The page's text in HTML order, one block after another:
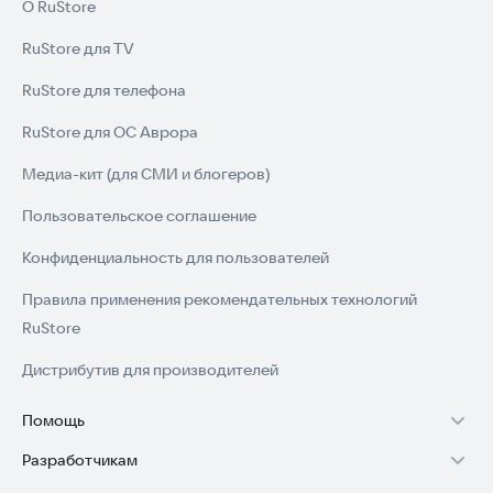
биомах и многом другом! Приготовьтесь погрузиться в
О RuStore
RuStore для TV
RuStore для телефона
RuStore для ОС Аврора
Медиа-кит (для СМИ и блогеров)
Пользовательское соглашение
Конфиденциальность для пользователей
Правила применения рекомендательных технологий
RuStore
Дистрибутив для производителей
Помощь
Установка RuStore на TV
Разработчикам